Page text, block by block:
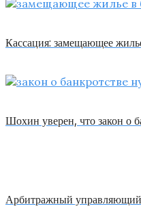
Кассация: замещающее
Шохин уверен, что закон о
Арбитражный